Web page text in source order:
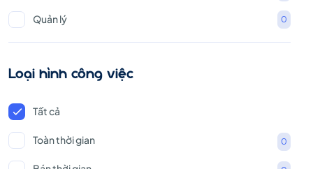
Quản lý 0
Loại hình công việc
Tất cả
Toàn thời gian 0